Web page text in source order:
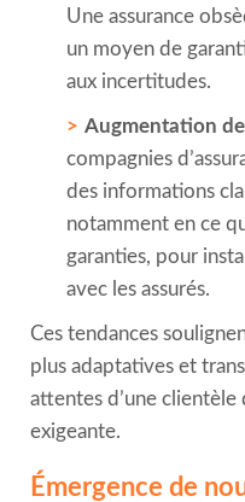
Une assurance
un moyen de
aux incertitudes.
Augmentation
compagnies
des informations
notamment en ce
garanties, pour
avec les assurés.
Ces tendances
plus adaptatives et
attentes d’une
exigeante.
Émergence de